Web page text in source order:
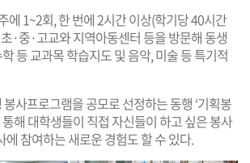
에 1~2회, 한 번에 2시간 이상(학기당 40시간
·중·고교와 지역아동센터 등을 방문해 동생
등 교과목 학습지도 및 음악, 미술 등 특기적
사프로그램을 공모로 선정하는 동행 ‘기획봉
통해 대학생들이 직접 자신들이 하고 싶은 봉사
에 참여하는 새로운 경험도 할 수 있다.